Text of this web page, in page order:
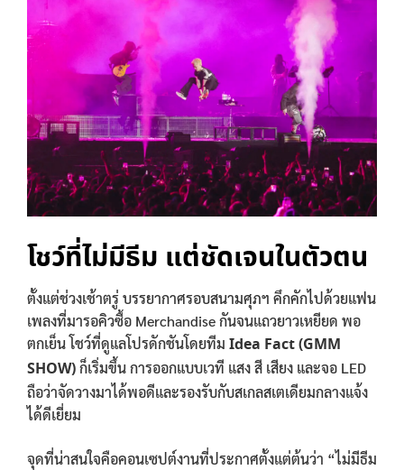
โชว์ที่ไม่มีธีม แต่ชัดเจนในตัวตน
ตั้งแต่ช่วงเช้าตรู่ บรรยากาศรอบสนามศุภฯ คึกคักไปด้วยแฟน
เพลงที่มารอคิวซื้อ Merchandise กันจนแถวยาวเหยียด พอ
ตกเย็น โชว์ที่ดูแลโปรดักชันโดยทีม Idea Fact (GMM
SHOW)ก็เริ่มขึ้น การออกแบบเวที แสง สี เสียง และจอ LED
ถือว่าจัดวางมาได้พอดีและรองรับกับสเกลสเตเดียมกลางแจ้ง
ได้ดีเยี่ยม
จุดที่น่าสนใจคือคอนเซปต์งานที่ประกาศตั้งแต่ต้นว่า “ไม่มีธีม